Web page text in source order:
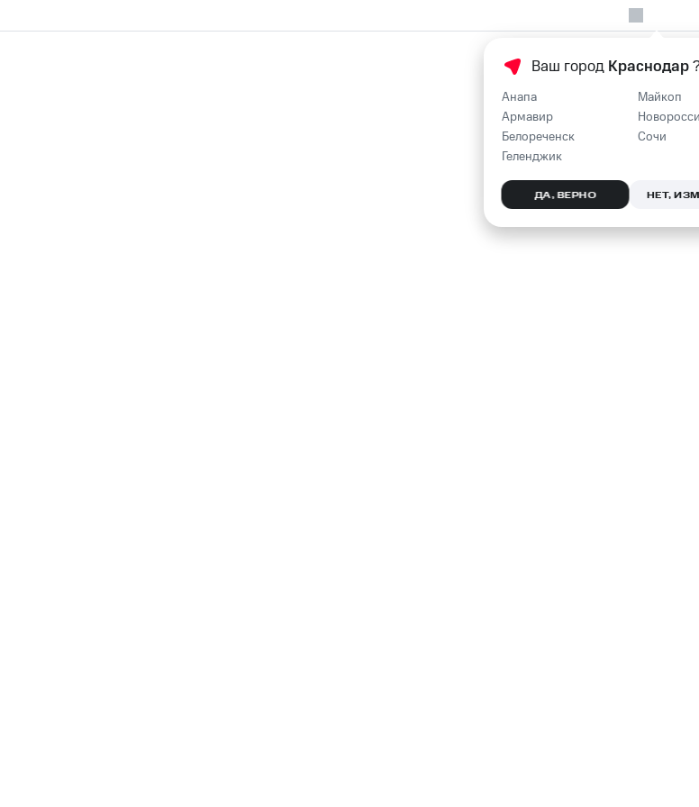
Ваш город Краснодар
Анапа
Армавир
Белореченск
Геленджик
Майкоп
Сочи
ДА, ВЕРНО НЕТ,